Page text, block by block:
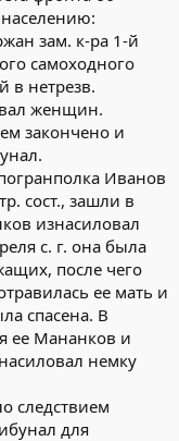
зам. к-ра 1-й
самоходного
в нетрезв.
женщин.
закончено и
Иванов
сост., зашли в
изнасиловал
с. г. она была
после чего
ее мать и
спасена. В
ее Мананков и
немку
следствием
для